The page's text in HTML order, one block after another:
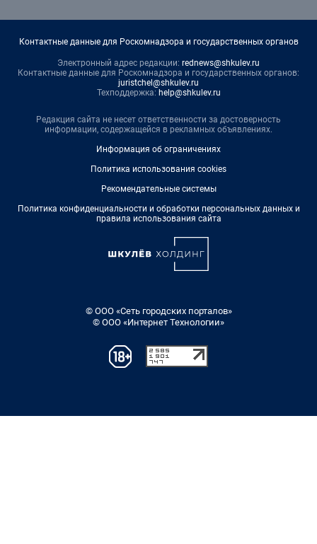
Контактные данные для Роскомнадзора и государственных органов
Электронный адрес редакции: rednews@shkulev.ru
Контактные данные для Роскомнадзора и государственных органов:
juristchel@shkulev.ru
Техподдержка: help@shkulev.ru
Редакция сайта не несет ответственности за достоверность
информации, содержащейся в рекламных объявлениях.
Информация об ограничениях
Политика использования cookies
Рекомендательные системы
Политика конфиденциальности и обработки персональных данных и
правила использования сайта
© ООО «Сеть городских порталов»
© ООО «Интернет Технологии»